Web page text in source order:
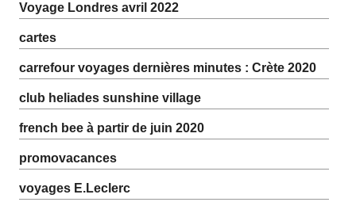
Voyage Londres avril 2022
cartes
carrefour voyages dernières minutes : Crète 2020
club heliades sunshine village
french bee à partir de juin 2020
promovacances
voyages E.Leclerc